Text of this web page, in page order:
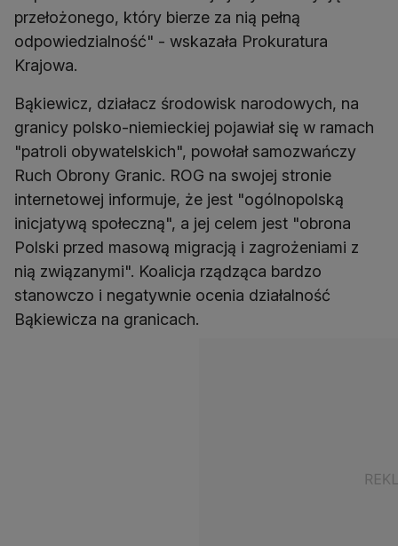
przełożonego, który bierze za nią pełną
odpowiedzialność" - wskazała Prokuratura
Krajowa.
Bąkiewicz, działacz środowisk narodowych, na
granicy polsko-niemieckiej pojawiał się w ramach
"patroli obywatelskich", powołał samozwańczy
Ruch Obrony Granic. ROG na swojej stronie
internetowej informuje, że jest "ogólnopolską
inicjatywą społeczną", a jej celem jest "obrona
Polski przed masową migracją i zagrożeniami z
nią związanymi". Koalicja rządząca bardzo
stanowczo i negatywnie ocenia działalność
Bąkiewicza na granicach.